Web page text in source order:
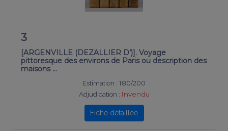
3
[ARGENVILLE (DEZALLIER D’)]. Voyage
pittoresque des environs de Paris ou description des
maisons …
Estimation : 180/200
Adjudication : Invendu
Fiche détaillée